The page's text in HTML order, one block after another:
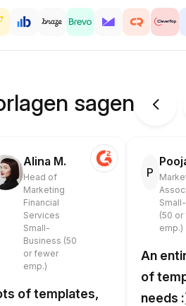
sagen
Alina M.
Head of
Marketing
Financial
Services
Small-
Business (50
or fewer
emp.)
of templates,
P
(50
emp.)
An
of
needs